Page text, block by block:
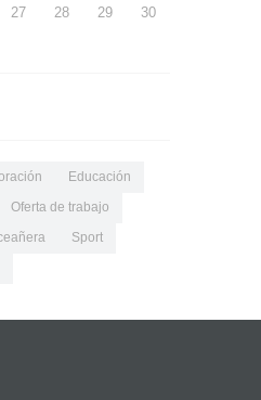
27 28 29
30
Educación
Oferta de trabajo
Sport